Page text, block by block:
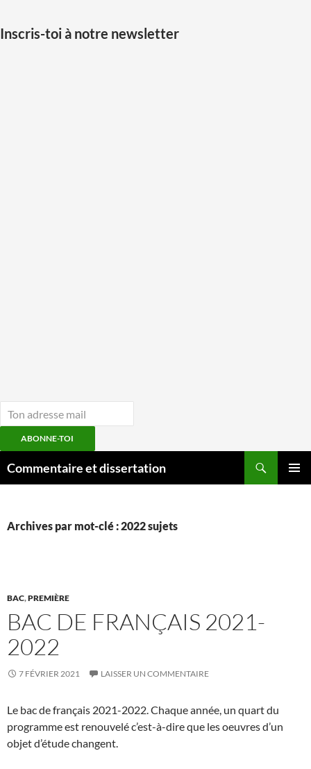
Inscris-toi à notre newsletter
ABONNE-TOI
auCommentaire et dissertation
Archives par mot-clé : 2022 sujets
BAC,PREMIÈRE
BAC DE FRANÇAIS 2021-
2022
7 FÉVRIER 2021 LAISSER UN COMMENTAIRE
Le bac de français 2021-2022. Chaque année, un quart du
programme est renouvelé c’est-à-dire que les oeuvres d’un
objet d’étude changent.